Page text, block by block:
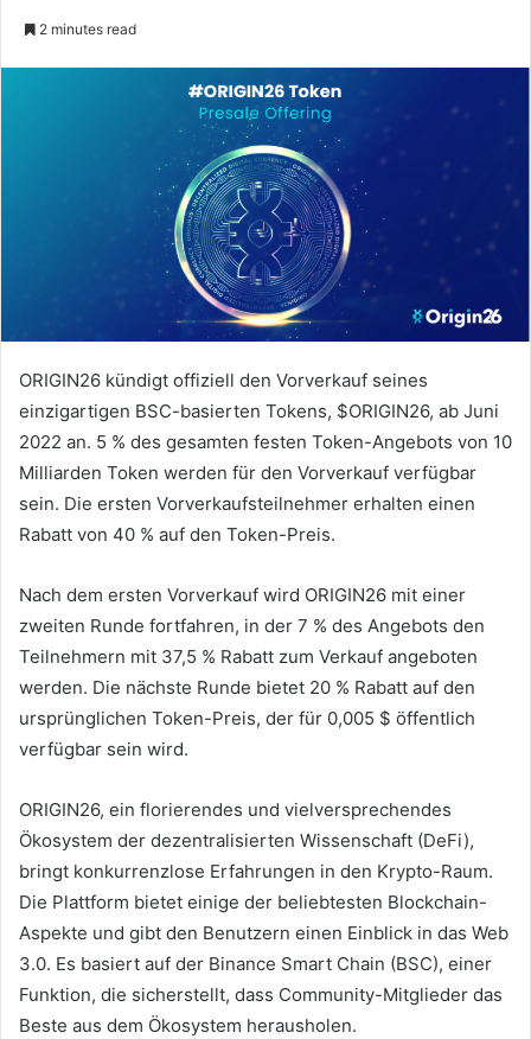
2 minutes read
ORIGIN26 kündigt offiziell den Vorverkauf seines
einzigartigen BSC-basierten Tokens, $ORIGIN26, ab Juni
2022 an. 5 % des gesamten festen Token-Angebots von 10
Milliarden Token werden für den Vorverkauf verfügbar
sein. Die ersten Vorverkaufsteilnehmer erhalten einen
Rabatt von 40 % auf den Token-Preis.
Nach dem ersten Vorverkauf wird ORIGIN26 mit einer
zweiten Runde fortfahren, in der 7 % des Angebots den
Teilnehmern mit 37,5 % Rabatt zum Verkauf angeboten
werden. Die nächste Runde bietet 20 % Rabatt auf den
ursprünglichen Token-Preis, der für 0,005 $ öffentlich
verfügbar sein wird.
ORIGIN26, ein florierendes und vielversprechendes
Ökosystem der dezentralisierten Wissenschaft (DeFi),
bringt konkurrenzlose Erfahrungen in den Krypto-Raum.
Die Plattform bietet einige der beliebtesten Blockchain-
Aspekte und gibt den Benutzern einen Einblick in das Web
3.0. Es basiert auf der Binance Smart Chain (BSC), einer
Funktion, die sicherstellt, dass Community-Mitglieder das
Beste aus dem Ökosystem herausholen.